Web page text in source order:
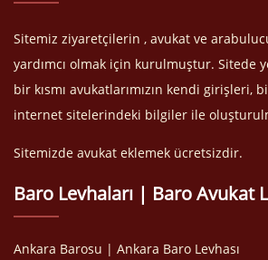
Sitemiz ziyaretçilerin , avukat ve
yardımcı olmak için kurulmuştur. Sitede
bir kısmı avukatlarımızın kendi girişleri,
internet sitelerindeki bilgiler ile
Sitemizde avukat eklemek ücretsizdir.
Baro Levhaları | Baro Avukat
Ankara Barosu | Ankara Baro Levhası